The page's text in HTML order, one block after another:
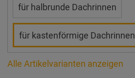
für halbrunde Dachrinnen
für kastenförmige Dachrinnen
Alle Artikelvarianten anzeigen